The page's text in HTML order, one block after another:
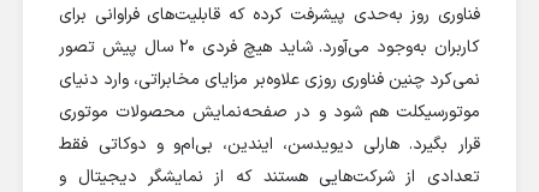
فناوری روز به‌حدی پیشرفت کرده که قابلیت‌های فراوانی برای
کاربران به‌وجود می‌آورد. شاید هیچ فردی ۲۰ سال پیش تصور
نمی‌کرد چنین فناوری روزی علاوه‌بر مزایای مخابراتی، وارد دنیای
موتورسیکلت هم شود و در صفحه‌نمایش محصولات موتوری
قرار بگیرد. هارلی دیویدسن، ایندین، بی‌ام‌و و دوکاتی فقط
تعدادی از شرکت‌هایی هستند که از نمایشگر دیجیتال و